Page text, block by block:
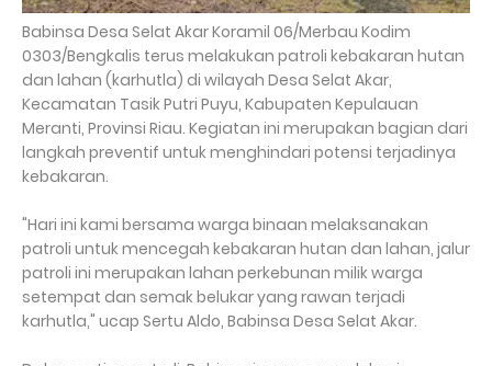
Babinsa Desa Selat Akar Koramil 06/Merbau Kodim
0303/Bengkalis terus melakukan patroli kebakaran hutan
dan lahan (karhutla) di wilayah Desa Selat Akar,
Kecamatan Tasik Putri Puyu, Kabupaten Kepulauan
Meranti, Provinsi Riau. Kegiatan ini merupakan bagian dari
langkah preventif untuk menghindari potensi terjadinya
kebakaran.
"Hari ini kami bersama warga binaan melaksanakan
patroli untuk mencegah kebakaran hutan dan lahan, jalur
patroli ini merupakan lahan perkebunan milik warga
setempat dan semak belukar yang rawan terjadi
karhutla," ucap Sertu Aldo, Babinsa Desa Selat Akar.